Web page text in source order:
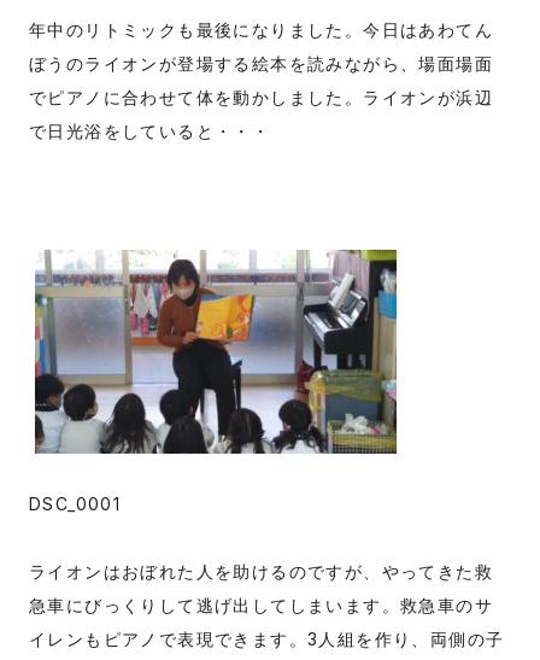
年中のリトミックも最後になりました。今日はあわてん
ぼうのライオンが登場する絵本を読みながら、場面場面
でピアノに合わせて体を動かしました。ライオンが浜辺
で日光浴をしていると・・・
DSC_0001
ライオンはおぼれた人を助けるのですが、やってきた救
急車にびっくりして逃げ出してしまいます。救急車のサ
イレンもピアノで表現できます。3人組を作り、両側の子